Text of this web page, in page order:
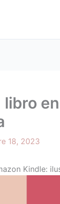
libro
18, 2023
Kindle: